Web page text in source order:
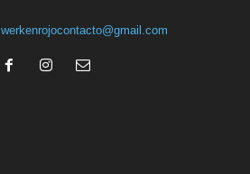
werkenrojocontacto@gmail.com